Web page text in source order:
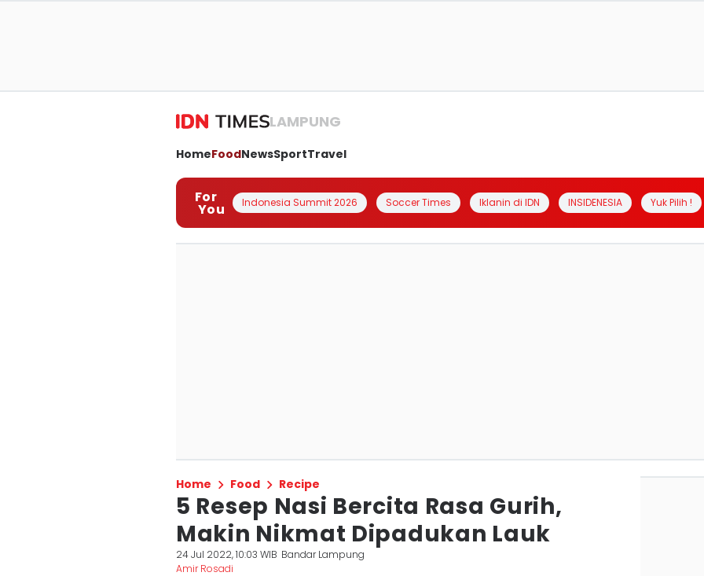
LAMPUNG
HomeFoodNewsSportTravel
For
You Indonesia Summit 2026 Soccer Times Iklanin di IDN INSIDENESIA Yuk Pilih !
Home Food Recipe
5 Resep Nasi Bercita Rasa Gurih,
Makin Nikmat Dipadukan Lauk
24 Jul 2022, 10:03 WIB Bandar Lampung
Amir Rosadi